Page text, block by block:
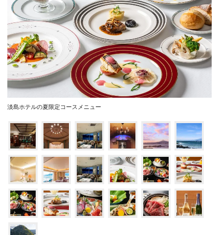
淡島ホテルの夏限定コースメニュー